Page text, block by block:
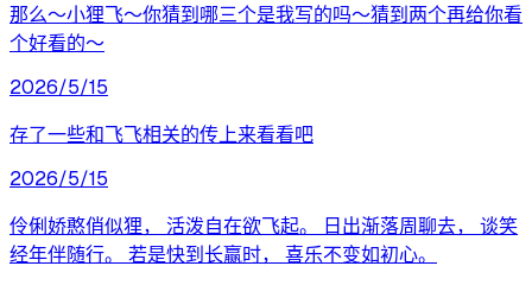
那么～小狸飞～你猜到哪三个是我写的吗～猜到两个再给你看
个好看的～
2026/5/15
存了一些和飞飞相关的传上来看看吧
2026/5/15
伶俐娇憨俏似狸， 活泼自在欲飞起。 日出渐落周聊去， 谈笑
经年伴随行。 若是快到长赢时， 喜乐不变如初心。